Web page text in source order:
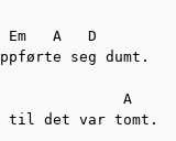
seg dumt.
til det var tomt.